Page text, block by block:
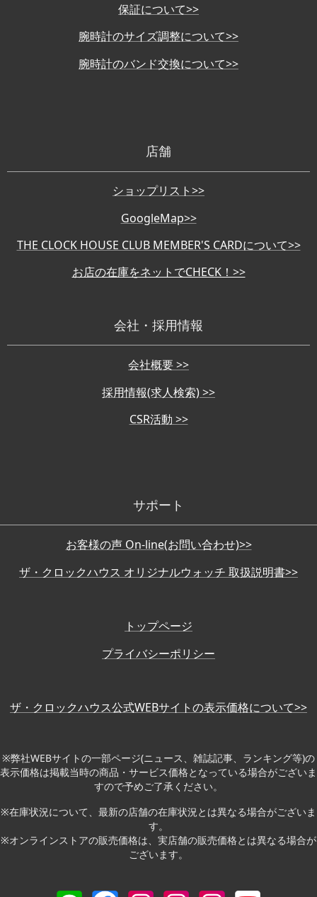
保証について>>
腕時計のサイズ調整について>>
腕時計のバンド交換について>>
店舗
ショップリスト>>
GoogleMap>>
THE CLOCK HOUSE CLUB MEMBER'S CARDについて>>
お店の在庫をネットでCHECK！>>
会社・採用情報
会社概要 >>
採用情報(求人検索) >>
CSR活動 >>
サポート
お客様の声 On-line(お問い合わせ)>>
ザ・クロックハウス オリジナルウォッチ 取扱説明書>>
トップページ
プライバシーポリシー
ザ・クロックハウス公式WEBサイトの表示価格について>>
※弊社WEBサイトの一部ページ(ニュース、雑誌記事、ランキング等)の
表示価格は掲載当時の商品・サービス価格となっている場合がございま
すので予めご了承ください。
※在庫状況について、最新の店舗の在庫状況とは異なる場合がございま
す。
※オンラインストアの販売価格は、実店舗の販売価格とは異なる場合が
ございます。